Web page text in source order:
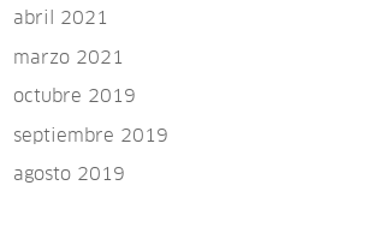
abril 2021
marzo 2021
octubre 2019
septiembre 2019
agosto 2019